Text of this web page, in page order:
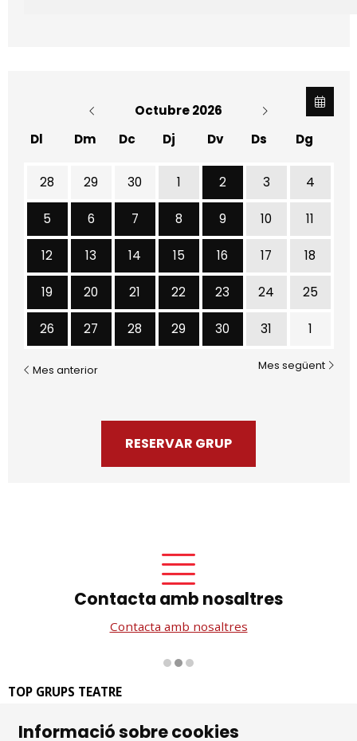
Octubre 2026
Dl
Dm Dc Dj Dv Ds Dg
28 29 30 1 2Divendres 2 d'octubre
3 4
5 Dilluns 5 d'octubre
6Dimarts 6 d'octubre
7Dimecres 7 d'octubre
8Dijous 8 d'octubre
9Divendres 9 d'octubre
10 11
12Dilluns 12 d'octubre
13 Dimarts 13 d'octubre
14 Dimecres 14 d'octubre
15Dijous 15 d'octubre
16 Divendres 16
17 18
19 Dilluns 19 d'octubre
20 Dimarts 20 d'octubre
21 Dimecres 21 d'octubre
22Dijous 22 d'octubre
23 Divendres 23
24 25
26 Dilluns 26 d'octubre
27 Dimarts 27 d'octubre
28 Dimecres 28 d'octubre
29 Dijous 29 d'octubre
30 Divendres 30
31 1
Mes anterior Mes següent
RESERVAR GRUP
Contacta amb nosaltres
Contacta amb nosaltres
TOP GRUPS TEATRE
08002 Barcelona
Informació sobre cookies